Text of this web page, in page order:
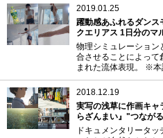
2019.01.25
躍動感あふれるダンス
クエリアス 1日分のマ
物理シミュレーション
合させることによって
まれた流体表現。 ※本
2018.12.19
実写の浅草に作画キャ
らざんまい』"つなが
ドキュメンタリータ